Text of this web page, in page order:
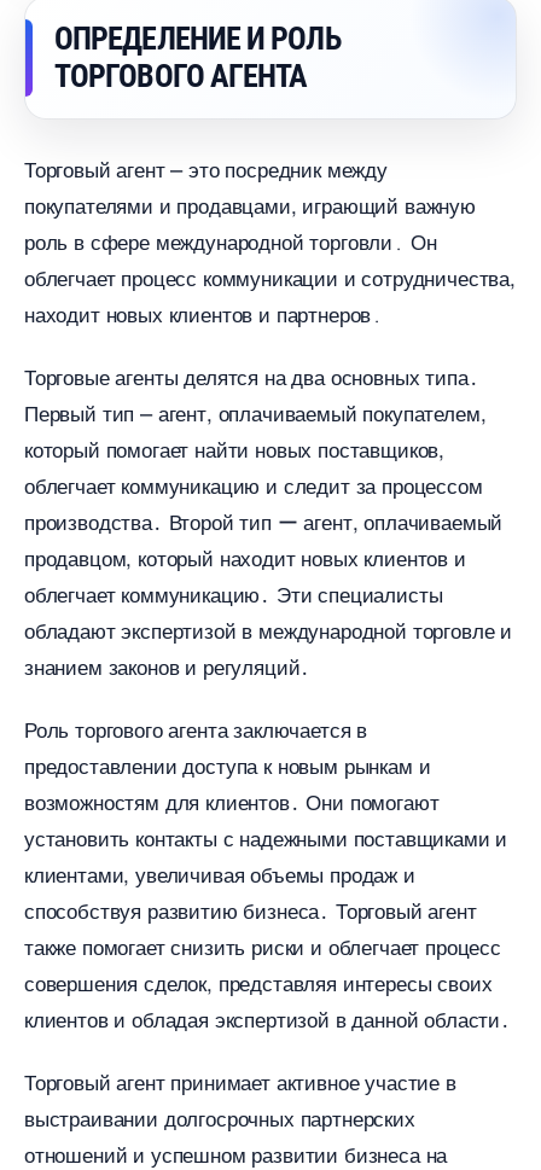
ОПРЕДЕЛЕНИЕ И РОЛЬ
ТОРГОВОГО АГЕНТА
Торговый агент ⎼ это посредник между
покупателями и продавцами, играющий важную
роль в сфере международной торговли․ Он
облегчает процесс коммуникации и сотрудничества,
находит новых клиентов и партнеров․
Торговые агенты делятся на два основных типа․
Первый тип ⎼ агент, оплачиваемый покупателем,
который помогает найти новых поставщиков,
облегчает коммуникацию и следит за процессом
производства․ Второй тип ー агент, оплачиваемый
продавцом, который находит новых клиентов и
облегчает коммуникацию․ Эти специалисты
обладают экспертизой в международной торговле и
знанием законов и регуляций․
Роль торгового агента заключается
предоставлении доступа к новым рынкам и
озможностям для клиентов․ Они помогают
установить контакты с надежными поставщиками и
клиентами, увеличивая объемы продаж и
способствуя развитию бизнеса․ Торговый агент
также помогает снизить риски и облегчает процесс
совершения сделок, представляя интересы своих
клиентов и обладая экспертизой в данной области․
Торговый агент принимает активное участие
ыстраивании долгосрочных партнерских
отношений и успешном развитии бизнеса на